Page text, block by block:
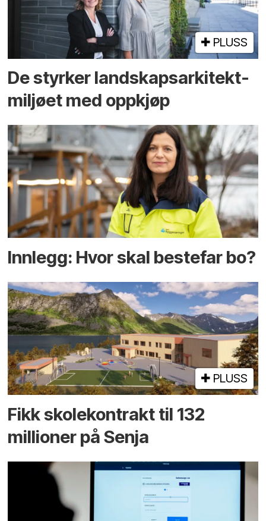
PLUSS
De styrker landskaps­arkitekt­
miljøet med oppkjøp
Innlegg: Hvor skal bestefar bo?
PLUSS
Fikk skole­kontrakt til 132
millioner på Senja